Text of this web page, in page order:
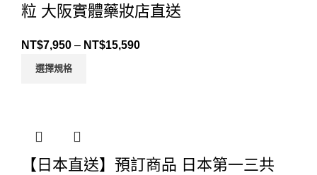
粒 大阪實體藥妝店直送
NT$7,950 – NT$15,590
選擇規格
【日本直送】預訂商品 日本第一三共